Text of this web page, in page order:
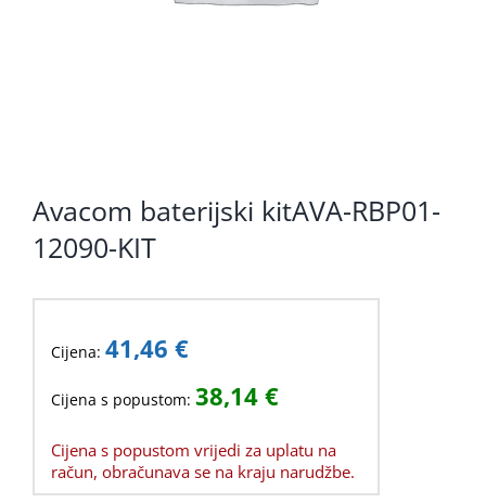
Avacom baterijski kitAVA-RBP01-
12090-KIT
Cijena: 41,46 €
Cijena s popustom: 38,14 €
Cijena s popustom vrijedi za uplatu na
račun, obračunava se na kraju narudžbe.